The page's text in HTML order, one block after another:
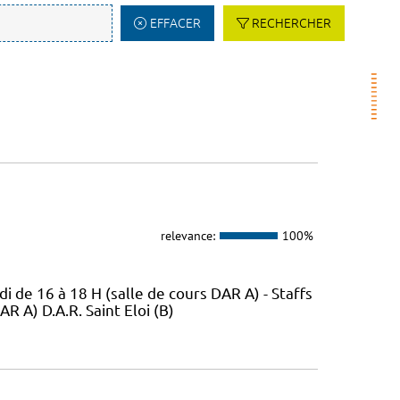
EFFACER RECHERCHER
relevance: 100%
de 16 à 18 H (salle de cours DAR A) - Staffs
A) D.A.R. Saint Eloi (B)